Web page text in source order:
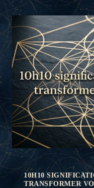
10H10
TRANSFORMER